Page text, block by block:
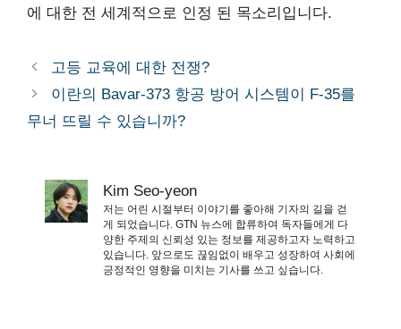
에 대한 전 세계적으로 인정 된 목소리입니다.
고등 교육에 대한 전쟁?
이란의 Bavar-373 항공 방어 시스템이 F-35를
무너 뜨릴 수 있습니까?
Kim Seo-yeon
저는 어린 시절부터 이야기를 좋아해 기자의 길을 걷
게 되었습니다. GTN 뉴스에 합류하여 독자들에게 다
양한 주제의 신뢰성 있는 정보를 제공하고자 노력하고
있습니다. 앞으로도 끊임없이 배우고 성장하여 사회에
긍정적인 영향을 미치는 기사를 쓰고 싶습니다.